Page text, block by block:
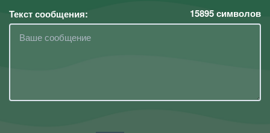
Текст сообщения: 15895символов